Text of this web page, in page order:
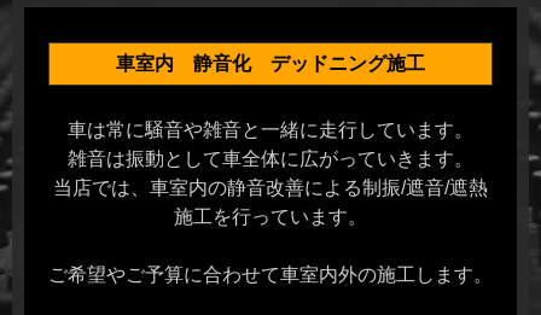
車室内 静音化 デッドニング施工
車は常に騒音や雑音と一緒に走行しています。
雑音は振動として車全体に広がっていきます。
当店では、車室内の静音改善による制振/遮音/遮熱
施工を行っています。
ご希望やご予算に合わせて車室内外の施工します。